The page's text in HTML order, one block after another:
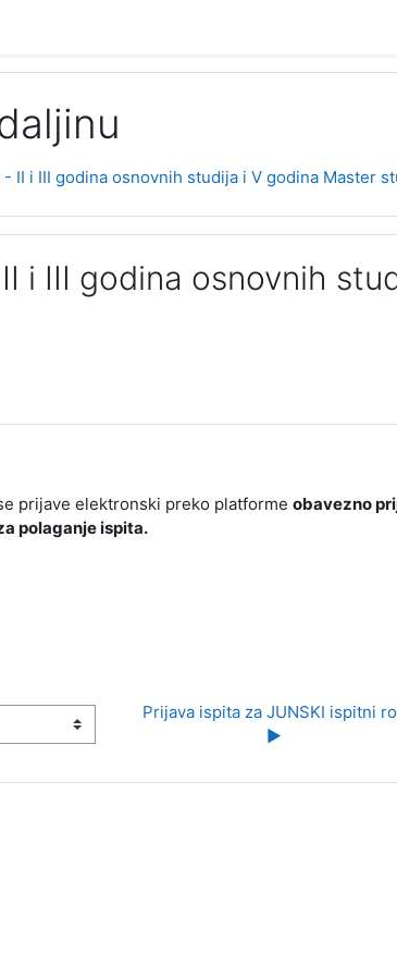
II i III godina osnovnih studija i V godina Master
i III godina osnovnih
prijave elektronski preko platforme obavezno
polaganje ispita.
Prijava ispita za JUNSKI ispitni
▶︎